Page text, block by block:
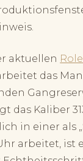
aktuellen
arbeitet das
das Kaliber
in einer als
arbeitet, ist